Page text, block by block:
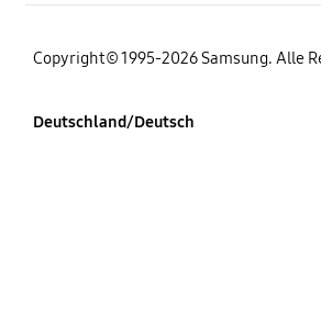
Copyright© 1995-2026 Samsung. Alle
Deutschland/Deutsch